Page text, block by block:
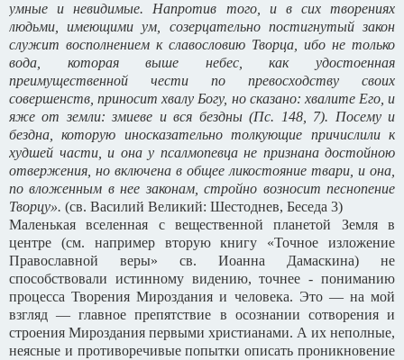
умные и невидимые. Напротив того, и в сих творениях
людьми, имеющими ум, созерцательно постигнутый закон
служит восполнением к славословию Творца, ибо не только
вода, которая выше небес, как удостоенная
преимущественной чести по превосходству своих
совершенств, приносит хвалу Богу, но сказано: хвалите Его, и
яже от земли: змиеве и вся бездны (Пс. 148, 7). Посему и
бездна, которую иносказательно толкующие причислили к
худшей части, и она у псалмопевца не признана достойною
отвержения, но включена в общее ликостояние твари, и она,
по вложенным в нее законам, стройно возносит песнопение
Творцу». (св. Василий Великий: Шестоднев, Беседа 3)
Маленькая вселенная с вещественной планетой Земля в
центре (см. например вторую книгу «Точное изложение
Православной веры» св. Иоанна Дамаскина) не
способствовали истинному видению, точнее - пониманию
процесса Творения Мироздания и человека. Это — на мой
взгляд — главное препятствие в осознании сотворения и
строения Мироздания первыми христианами. А их неполные,
неясные и противоречивые попытки описать проникновение